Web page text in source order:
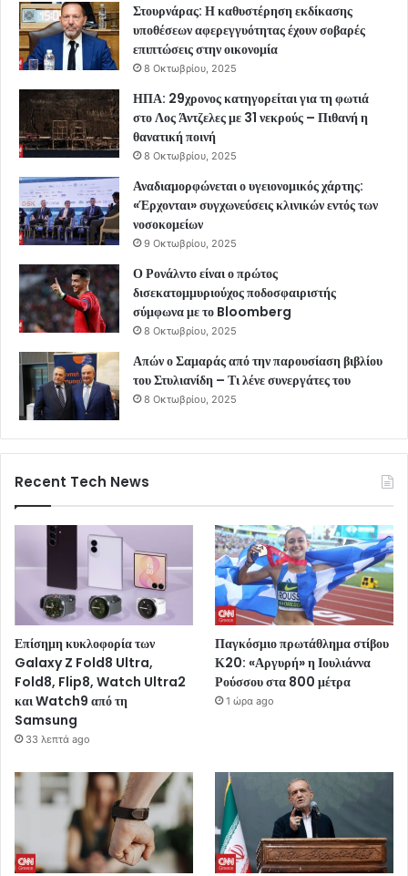
Στουρνάρας: Η καθυστέρηση εκδίκασης
υποθέσεων αφερεγγυότητας έχουν σοβαρές
επιπτώσεις στην οικονομία
8 Οκτωβρίου, 2025
ΗΠΑ: 29χρονος κατηγορείται για τη φωτιά
στο Λος Άντζελες με 31 νεκρούς – Πιθανή η
θανατική ποινή
8 Οκτωβρίου, 2025
Αναδιαμορφώνεται ο υγειονομικός χάρτης:
«Έρχονται» συγχωνεύσεις κλινικών εντός των
νοσοκομείων
9 Οκτωβρίου, 2025
Ο Ρονάλντο είναι ο πρώτος
δισεκατομμυριούχος ποδοσφαιριστής
σύμφωνα με το Bloomberg
8 Οκτωβρίου, 2025
Απών ο Σαμαράς από την παρουσίαση βιβλίου
του Στυλιανίδη – Τι λένε συνεργάτες του
8 Οκτωβρίου, 2025
Recent Tech News
Επίσημη κυκλοφορία των
Galaxy Z Fold8 Ultra,
Fold8, Flip8, Watch Ultra2
και Watch9 από τη
Samsung
33 λεπτά ago
Παγκόσμιο πρωτάθλημα στίβου
Κ20: «Αργυρή» η Ιουλιάννα
Ρούσσου στα 800 μέτρα
1 ώρα ago